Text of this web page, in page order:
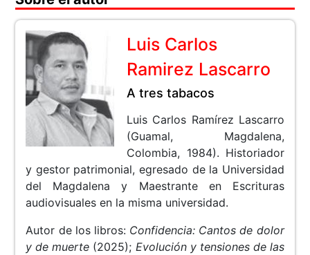
Luis Carlos
Ramirez Lascarro
A tres tabacos
Luis Carlos Ramírez Lascarro
(Guamal, Magdalena,
Colombia, 1984). Historiador
y gestor patrimonial, egresado de la Universidad
del Magdalena y Maestrante en Escrituras
audiovisuales en la misma universidad.
Autor de los libros: Confidencia: Cantos de dolor
y de muerte (2025); Evolución y tensiones de las